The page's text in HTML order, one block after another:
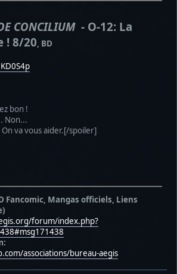
CONCILIUM - O-12: La
! 8/20, BD
bon !
Non...
On va vous aider.[/spoiler]
Fancomic, Mangas officiels, Liens
forum/index.php?
associations/bureau-aegis